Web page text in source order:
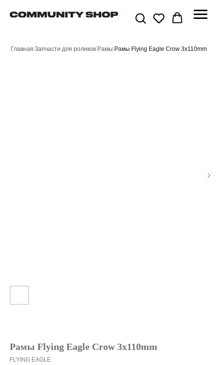
Главная/Запчасти для роликов/Рамы/Рамы Flying Eagle Crow 3x110mm
Рамы Flying Eagle Crow 3x110mm
FLYING EAGLE